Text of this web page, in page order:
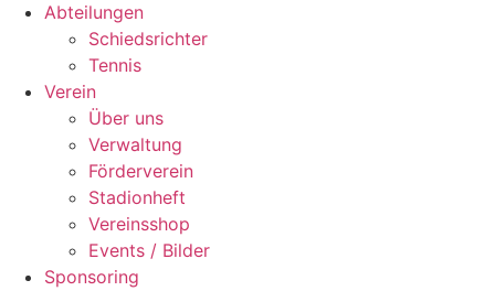
Abteilungen
Schiedsrichter
Tennis
Verein
Über uns
Verwaltung
Förderverein
Stadionheft
Vereinsshop
Events / Bilder
Sponsoring